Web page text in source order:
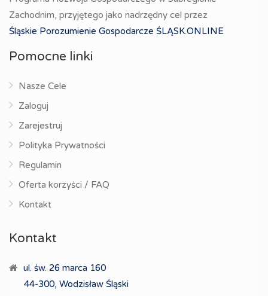
Zachodnim, przyjętego jako nadrzędny cel przez
Śląskie Porozumienie Gospodarcze ŚLĄSK.ONLINE
Pomocne linki
Nasze Cele
Zaloguj
Zarejestruj
Polityka Prywatności
Regulamin
Oferta korzyści / FAQ
Kontakt
Kontakt
ul. św. 26 marca 160
44-300, Wodzisław Śląski